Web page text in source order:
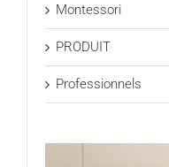
Montessori
PRODUIT
Professionnels